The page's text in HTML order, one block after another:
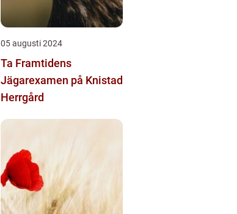
05 augusti 2024
Ta Framtidens
Jägarexamen på Knistad
Herrgård